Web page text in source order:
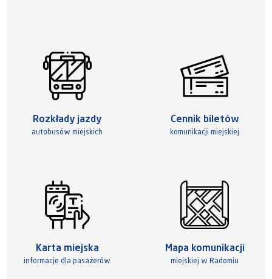
Rozkłady jazdy
autobusów miejskich
Cennik biletów
komunikacji miejskiej
Karta miejska
informacje dla pasażerów
Mapa komunikacji
miejskiej w Radomiu